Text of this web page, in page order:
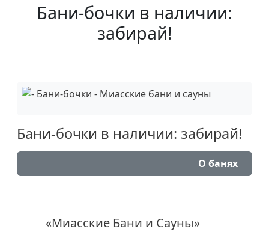
Бани-бочки в наличии:
забирай!
Бани-бочки в наличии: забирай!
О банях
«Миасские Бани и Сауны»